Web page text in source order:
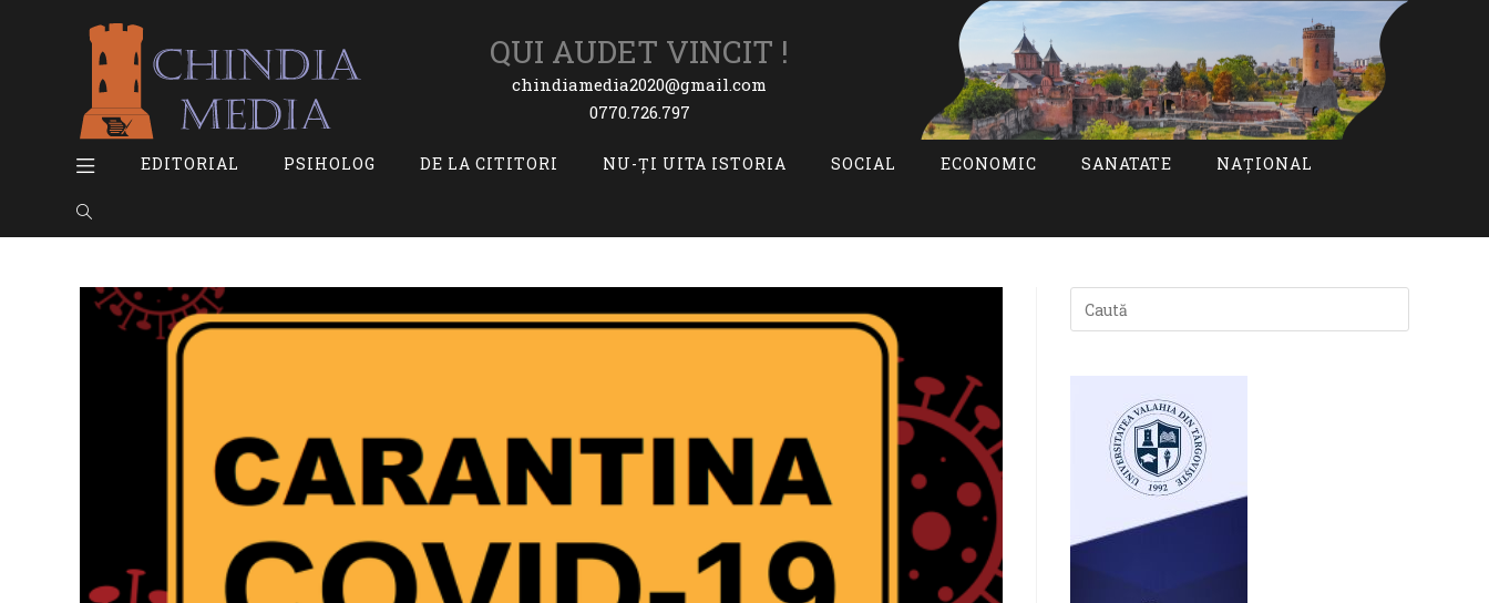
QUI AUDET VINCIT !
chindiamedia2020@gmail.com
0770.726.797
EDITORIAL PSIHOLOG DE LA CITITORI NU-ȚI UITA ISTORIA SOCIAL ECONOMIC SANATATE NAȚIONAL
TOGGLE
SEARCH